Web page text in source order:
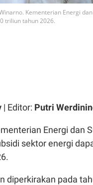
Kementerian Energi
triliun tahun 2026.
| Editor: Putri
Energi dan
sektor energi
diperkirakan pada